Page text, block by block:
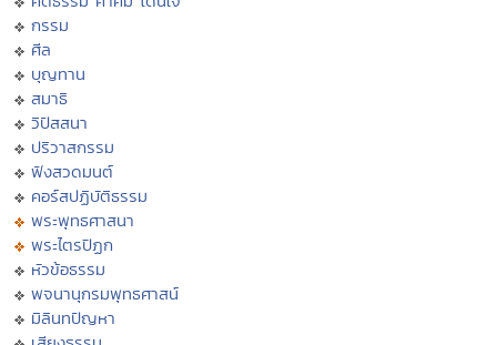
กรรม
ศีล
บุญทาน
สมาธิ
วิปัสสนา
ปริวาสกรรม
ฟังสวดมนต์
คอร์สปฏิบัติธรรม
พระพุทธศาสนา
พระไตรปิฏก
หัวข้อธรรม
พจนานุกรมพุทธศาสน์
มิลินทปัญหา